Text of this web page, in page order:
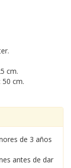
cm.
cm.
de 3 años
antes de dar